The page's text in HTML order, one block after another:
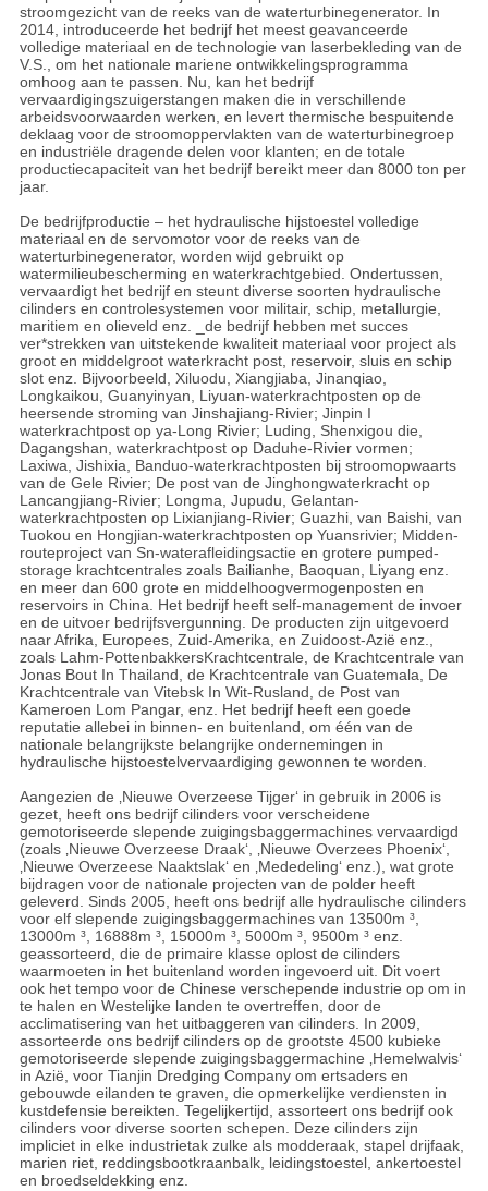
stroomgezicht van de reeks van de waterturbinegenerator. In
2014, introduceerde het bedrijf het meest geavanceerde
volledige materiaal en de technologie van laserbekleding van de
V.S., om het nationale mariene ontwikkelingsprogramma
omhoog aan te passen. Nu, kan het bedrijf
vervaardigingszuigerstangen maken die in verschillende
arbeidsvoorwaarden werken, en levert thermische bespuitende
deklaag voor de stroomoppervlakten van de waterturbinegroep
en industriële dragende delen voor klanten; en de totale
productiecapaciteit van het bedrijf bereikt meer dan 8000 ton per
jaar.
De bedrijfproductie – het hydraulische hijstoestel volledige
materiaal en de servomotor voor de reeks van de
waterturbinegenerator, worden wijd gebruikt op
watermilieubescherming en waterkrachtgebied. Ondertussen,
vervaardigt het bedrijf en steunt diverse soorten hydraulische
cilinders en controlesystemen voor militair, schip, metallurgie,
maritiem en olieveld enz. _de bedrijf hebben met succes
ver*strekken van uitstekende kwaliteit materiaal voor project als
groot en middelgroot waterkracht post, reservoir, sluis en schip
slot enz. Bijvoorbeeld, Xiluodu, Xiangjiaba, Jinanqiao,
Longkaikou, Guanyinyan, Liyuan-waterkrachtposten op de
heersende stroming van Jinshajiang-Rivier; Jinpin I
waterkrachtpost op ya-Long Rivier; Luding, Shenxigou die,
Dagangshan, waterkrachtpost op Daduhe-Rivier vormen;
Laxiwa, Jishixia, Banduo-waterkrachtposten bij stroomopwaarts
van de Gele Rivier; De post van de Jinghongwaterkracht op
Lancangjiang-Rivier; Longma, Jupudu, Gelantan-
waterkrachtposten op Lixianjiang-Rivier; Guazhi, van Baishi, van
Tuokou en Hongjian-waterkrachtposten op Yuansrivier; Midden-
routeproject van Sn-waterafleidingsactie en grotere pumped-
storage krachtcentrales zoals Bailianhe, Baoquan, Liyang enz.
en meer dan 600 grote en middelhoogvermogenposten en
reservoirs in China. Het bedrijf heeft self-management de invoer
en de uitvoer bedrijfsvergunning. De producten zijn uitgevoerd
naar Afrika, Europees, Zuid-Amerika, en Zuidoost-Azië enz.,
zoals Lahm-PottenbakkersKrachtcentrale, de Krachtcentrale van
Jonas Bout In Thailand, de Krachtcentrale van Guatemala, De
Krachtcentrale van Vitebsk In Wit-Rusland, de Post van
Kameroen Lom Pangar, enz. Het bedrijf heeft een goede
reputatie allebei in binnen- en buitenland, om één van de
nationale belangrijkste belangrijke ondernemingen in
hydraulische hijstoestelvervaardiging gewonnen te worden.
Aangezien de ‚Nieuwe Overzeese Tijger‘ in gebruik in 2006 is
gezet, heeft ons bedrijf cilinders voor verscheidene
gemotoriseerde slepende zuigingsbaggermachines vervaardigd
(zoals ‚Nieuwe Overzeese Draak‘, ‚Nieuwe Overzees Phoenix‘,
‚Nieuwe Overzeese Naaktslak‘ en ‚Mededeling‘ enz.), wat grote
bijdragen voor de nationale projecten van de polder heeft
geleverd. Sinds 2005, heeft ons bedrijf alle hydraulische cilinders
voor elf slepende zuigingsbaggermachines van 13500m ³,
13000m ³, 16888m ³, 15000m ³, 5000m ³, 9500m ³ enz.
geassorteerd, die de primaire klasse oplost de cilinders
waarmoeten in het buitenland worden ingevoerd uit. Dit voert
ook het tempo voor de Chinese verschepende industrie op om in
te halen en Westelijke landen te overtreffen, door de
acclimatisering van het uitbaggeren van cilinders. In 2009,
assorteerde ons bedrijf cilinders op de grootste 4500 kubieke
gemotoriseerde slepende zuigingsbaggermachine ‚Hemelwalvis‘
in Azië, voor Tianjin Dredging Company om ertsaders en
gebouwde eilanden te graven, die opmerkelijke verdiensten in
kustdefensie bereikten. Tegelijkertijd, assorteert ons bedrijf ook
cilinders voor diverse soorten schepen. Deze cilinders zijn
impliciet in elke industrietak zulke als modderaak, stapel drijfaak,
marien riet, reddingsbootkraanbalk, leidingstoestel, ankertoestel
en broedseldekking enz.